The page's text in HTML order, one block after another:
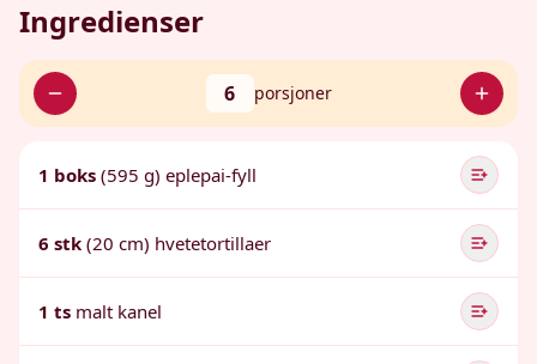
Ingredienser
6 porsjoner
1 boks (595 g) eplepai-fyll
6 stk (20 cm) hvetetortillaer
1 ts malt kanel